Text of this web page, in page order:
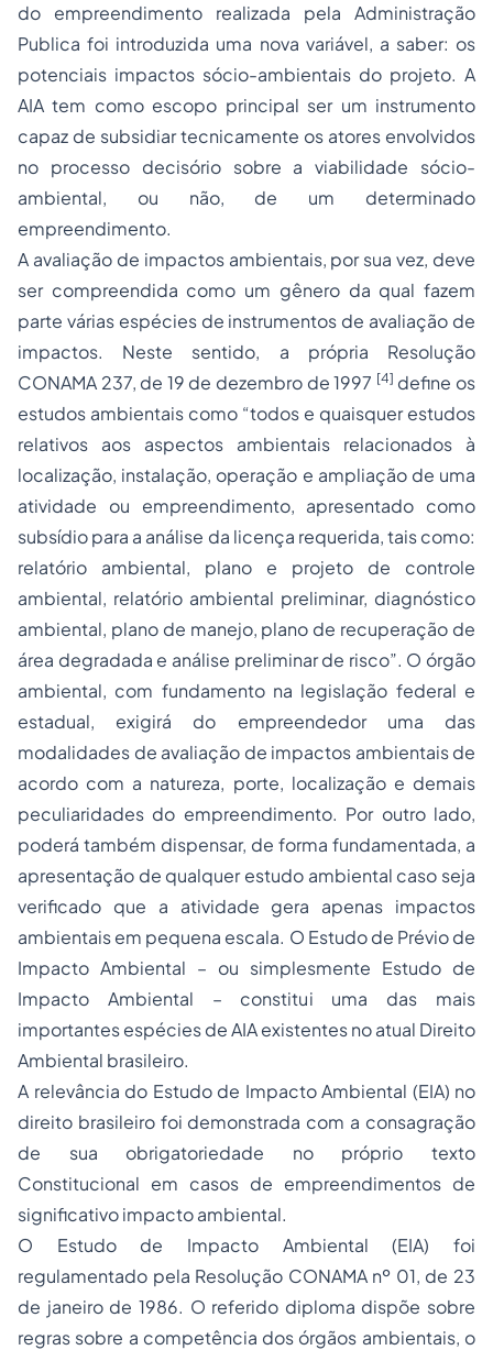
do empreendimento realizada pela Administração
Publica foi introduzida uma nova variável, a saber: os
potenciais impactos sócio-ambientais do projeto. A
AIA tem como escopo principal ser um instrumento
capaz de subsidiar tecnicamente os atores envolvidos
no processo decisório sobre a viabilidade sócio-
ambiental, ou não, de um determinado
empreendimento.
A avaliação de impactos ambientais, por sua vez, deve
ser compreendida como um gênero da qual fazem
parte várias espécies de instrumentos de avaliação de
impactos. Neste sentido, a própria Resolução
CONAMA 237, de 19 de dezembro de 1997 [4] define os
estudos ambientais como “todos e quaisquer estudos
relativos aos aspectos ambientais relacionados à
localização, instalação, operação e ampliação de uma
atividade ou empreendimento, apresentado como
subsídio para a análise da licença requerida, tais como:
relatório ambiental, plano e projeto de controle
ambiental, relatório ambiental preliminar, diagnóstico
ambiental, plano de manejo, plano de recuperação de
área degradada e análise preliminar de risco”. O órgão
ambiental, com fundamento na legislação federal e
estadual, exigirá do empreendedor uma das
modalidades de avaliação de impactos ambientais de
acordo com a natureza, porte, localização e demais
peculiaridades do empreendimento. Por outro lado,
poderá também dispensar, de forma fundamentada, a
apresentação de qualquer estudo ambiental caso seja
verificado que a atividade gera apenas impactos
ambientais em pequena escala. O Estudo de Prévio de
Impacto Ambiental – ou simplesmente Estudo de
Impacto Ambiental – constitui uma das mais
importantes espécies de AIA existentes no atual Direito
Ambiental brasileiro.
A relevância do Estudo de Impacto Ambiental (EIA) no
direito brasileiro foi demonstrada com a consagração
de sua obrigatoriedade no próprio texto
Constitucional em casos de empreendimentos de
significativo impacto ambiental.
O Estudo de Impacto Ambiental (EIA) foi
regulamentado pela Resolução CONAMA nº 01, de 23
de janeiro de 1986. O referido diploma dispõe sobre
regras sobre a competência dos órgãos ambientais, o